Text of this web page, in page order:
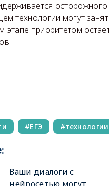
технологии могут
этапе приоритетом
ЕГЭ технологии
Ваши диалоги с